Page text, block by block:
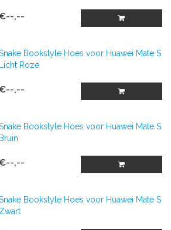
,--
Bookstyle Hoes voor Huawei Mate S
Licht Roze
,--
Bookstyle Hoes voor Huawei Mate S
Bruin
,--
Bookstyle Hoes voor Huawei Mate S
Zwart